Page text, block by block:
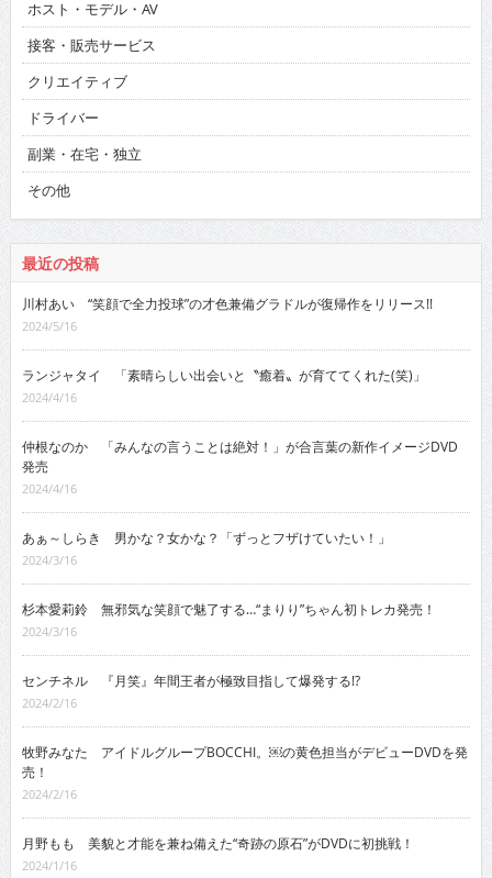
ホスト・モデル・AV
接客・販売サービス
クリエイティブ
ドライバー
副業・在宅・独立
その他
最近の投稿
川村あい “笑顔で全力投球”の才色兼備グラドルが復帰作をリリース!!
2024/5/16
ランジャタイ 「素晴らしい出会いと〝癒着〟が育ててくれた(笑)」
2024/4/16
仲根なのか 「みんなの言うことは絶対！」が合言葉の新作イメージDVD
発売
2024/4/16
あぁ～しらき 男かな？女かな？「ずっとフザけていたい！」
2024/3/16
杉本愛莉鈴 無邪気な笑顔で魅了する…“まりり”ちゃん初トレカ発売！
2024/3/16
センチネル 『月笑』年間王者が極致目指して爆発する!?
2024/2/16
牧野みなた アイドルグループBOCCHI。￼の黄色担当がデビューDVDを発
売！
2024/2/16
月野もも 美貌と才能を兼ね備えた“奇跡の原石”がDVDに初挑戦！
2024/1/16